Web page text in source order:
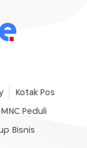
Kotak Pos
MNC Peduli
Bisnis